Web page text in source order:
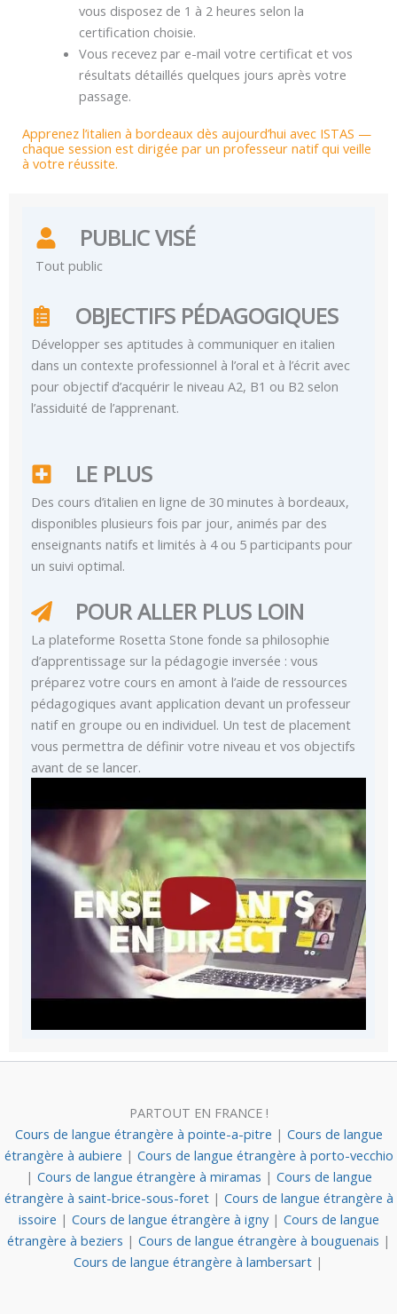
vous disposez de 1 à 2 heures selon la
certification choisie.
Vous recevez par e-mail votre certificat et vos
résultats détaillés quelques jours après votre
passage.
Apprenez l’italien à bordeaux dès aujourd’hui avec ISTAS —
chaque session est dirigée par un professeur natif qui veille
à votre réussite.
PUBLIC VISÉ
Tout public
OBJECTIFS PÉDAGOGIQUES
Développer ses aptitudes à communiquer en italien
dans un contexte professionnel à l’oral et à l’écrit avec
pour objectif d’acquérir le niveau A2, B1 ou B2 selon
l’assiduité de l’apprenant.
LE PLUS
Des cours d’italien en ligne de 30 minutes à bordeaux,
disponibles plusieurs fois par jour, animés par des
enseignants natifs et limités à 4 ou 5 participants pour
un suivi optimal.
POUR ALLER PLUS LOIN
La plateforme Rosetta Stone fonde sa philosophie
d’apprentissage sur la pédagogie inversée : vous
préparez votre cours en amont à l’aide de ressources
pédagogiques avant application devant un professeur
natif en groupe ou en individuel. Un test de placement
vous permettra de définir votre niveau et vos objectifs
avant de se lancer.
PARTOUT EN FRANCE !
Cours de langue étrangère à pointe-a-pitre | Cours de langue
étrangère à aubiere | Cours de langue étrangère à porto-vecchio
| Cours de langue étrangère à miramas | Cours de langue
étrangère à saint-brice-sous-foret | Cours de langue étrangère à
issoire | Cours de langue étrangère à igny | Cours de langue
étrangère à beziers | Cours de langue étrangère à bouguenais |
Cours de langue étrangère à lambersart |